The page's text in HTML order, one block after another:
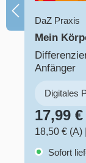
DaZ Praxis
Mein
Anfänger
Digitales
17,99
18,50 € (A)
Sofort